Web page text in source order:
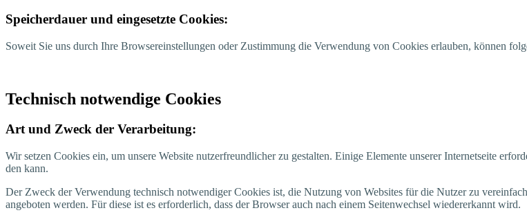
Spei­cher­dau­er und ein­ge­setz­te Cookies:
Soweit Sie uns durch Ihre Brow­ser­ein­stel­lun­gen oder Zustim­mung die Ver­wen­dung von Coo­kies erlau­ben, kön­nen
Tech­nisch not­wen­di­ge Cookies
Art und Zweck der Verarbeitung:
Wir set­zen Coo­kies ein, um unse­re Web­site nut­zer­freund­li­cher zu gestal­ten. Eini­ge Ele­men­te unse­rer Inter­net­sei­te
den kann.
Der Zweck der Ver­wen­dung tech­nisch not­wen­di­ger Coo­kies ist, die Nut­zung von Web­sites für die Nut­zer zu
ange­bo­ten wer­den. Für die­se ist es erfor­der­lich, dass der Brow­ser auch nach einem Sei­ten­wech­sel wie­der­erkannt wird.